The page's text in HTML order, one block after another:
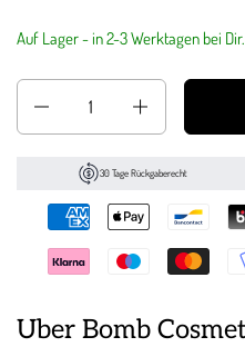
Auf Lager - in 2-3 Werktagen bei Dir.
30 Tage Rückgaberecht
Über Bomb